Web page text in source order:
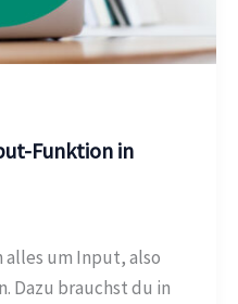
Funktion in
alles um Input, also
Dazu brauchst du in